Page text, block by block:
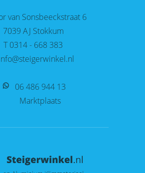
van Sonsbeeckstraat 6
7039 AJ Stokkum
T 0314 - 668 383
06 486 944 13
Marktplaats